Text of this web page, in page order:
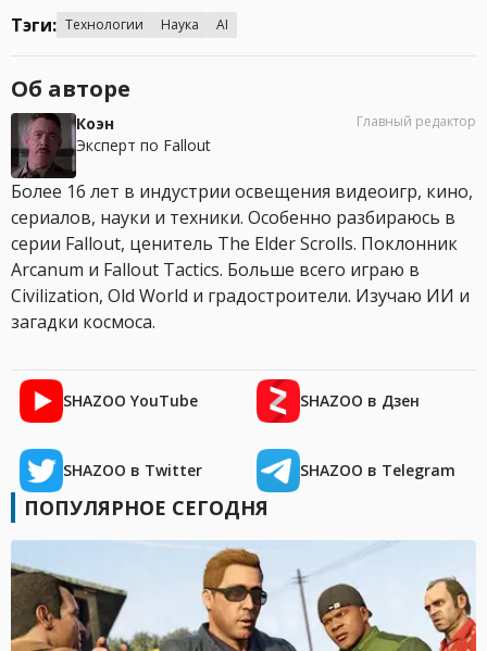
Тэги: Технологии Наука AI
Об авторе
Коэн
Эксперт по Fallout
Главный редактор
Более 16 лет в индустрии освещения видеоигр, кино,
сериалов, науки и техники. Особенно разбираюсь в
серии Fallout, ценитель The Elder Scrolls. Поклонник
Arcanum и Fallout Tactics. Больше всего играю в
Civilization, Old World и градостроители. Изучаю ИИ и
загадки космоса.
SHAZOO YouTube SHAZOO в Дзен
SHAZOO в Twitter SHAZOO в Telegram
ПОПУЛЯРНОЕ СЕГОДНЯ